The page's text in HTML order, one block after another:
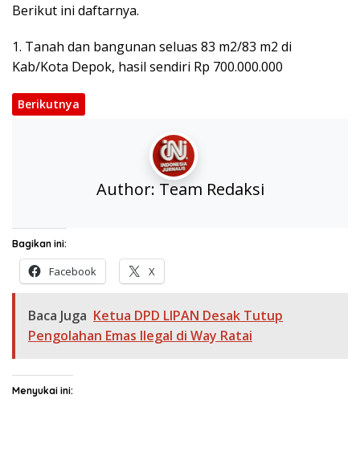
Berikut ini daftarnya.
1. Tanah dan bangunan seluas 83 m2/83 m2 di
Kab/Kota Depok, hasil sendiri Rp 700.000.000
Berikutnya
Author: Team Redaksi
Bagikan ini:
Facebook X
Baca Juga Ketua DPD LIPAN Desak Tutup
Pengolahan Emas Ilegal di Way Ratai
Menyukai ini: